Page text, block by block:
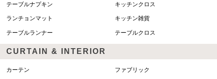
テーブルナプキン キッチンクロス
ランチョンマット キッチン雑貨
テーブルランナー テーブルクロス
CURTAIN & INTERIOR
カーテン ファブリック